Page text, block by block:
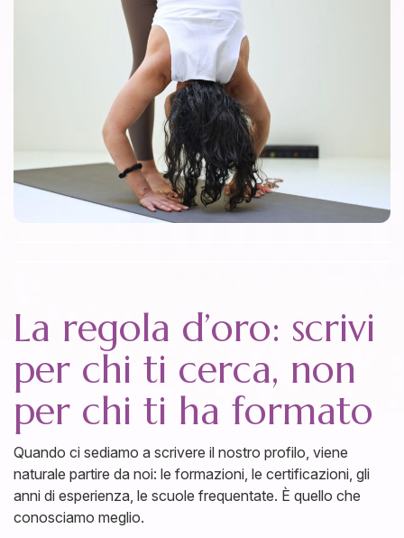
La regola d’oro: scrivi
per chi ti cerca, non
per chi ti ha formato
Quando ci sediamo a scrivere il nostro profilo, viene
naturale partire da noi: le formazioni, le certificazioni, gli
anni di esperienza, le scuole frequentate. È quello che
conosciamo meglio.